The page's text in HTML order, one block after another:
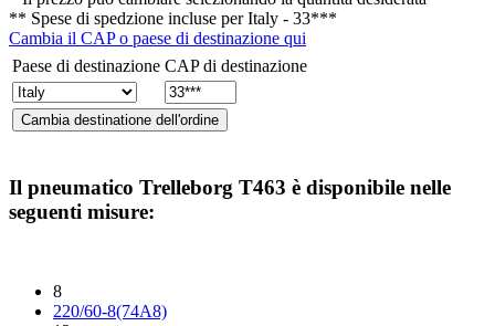
** Spese di spedzione incluse perItaly - 33***
Cambia il CAP o paese di destinazione qui
Paese di destinazione CAP di destinazione
Il pneumatico Trelleborg T463 è disponibile nelle
seguenti misure:
8
220/60-8(74A8)